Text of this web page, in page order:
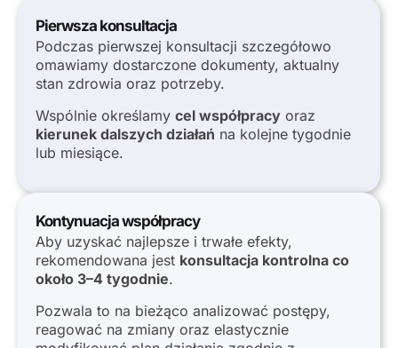
Pierwsza konsultacja
Podczas pierwszej konsultacji szczegółowo
omawiamy dostarczone dokumenty, aktualny
stan zdrowia oraz potrzeby.
Wspólnie określamy cel współpracy oraz
kierunek dalszych działań na kolejne tygodnie
lub miesiące.
Kontynuacja współpracy
Aby uzyskać najlepsze i trwałe efekty,
rekomendowana jest konsultacja kontrolna co
około 3–4 tygodnie.
Pozwala to na bieżąco analizować postępy,
reagować na zmiany oraz elastycznie